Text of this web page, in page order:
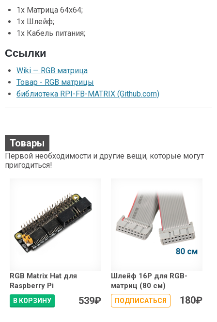
1х Матрица 64х64;
1х Шлейф;
1х Кабель питания;
Ссылки
Wiki — RGB матрица
Товар - RGB матрицы
библиотека RPI-FB-MATRIX (Github.com)
Товары
Первой необходимости и другие вещи, которые могут
пригодиться!
RGB Matrix Hat для
Raspberry Pi
В КОРЗИНУ 539₽
Шлейф 16P для RGB-
матриц (80 см)
ПОДПИСАТЬСЯ 180₽